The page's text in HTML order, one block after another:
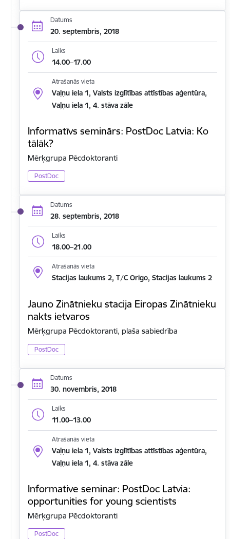
Datums
20. septembris, 2018
Laiks
14.00–17.00
Atrašanās vieta
Vaļņu iela 1, Valsts izglītības attīstības aģentūra,
Vaļņu iela 1, 4. stāva zāle
Informatīvs seminārs: PostDoc Latvia: Ko
tālāk?
Mērķgrupa Pēcdoktoranti
PostDoc
Datums
28. septembris, 2018
Laiks
18.00–21.00
Atrašanās vieta
Stacijas laukums 2, T/C Origo, Stacijas laukums 2
Jauno Zinātnieku stacija Eiropas Zinātnieku
nakts ietvaros
Mērķgrupa Pēcdoktoranti, plaša sabiedrība
PostDoc
Datums
30. novembris, 2018
Laiks
11.00–13.00
Atrašanās vieta
Vaļņu iela 1, Valsts izglītības attīstības aģentūra,
Vaļņu iela 1, 4. stāva zāle
Informative seminar: PostDoc Latvia:
opportunities for young scientists
Mērķgrupa Pēcdoktoranti
PostDoc